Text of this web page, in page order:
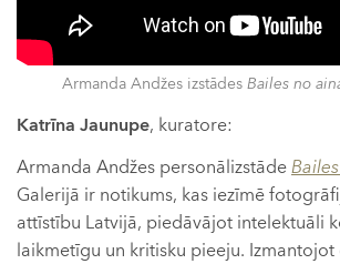
Armanda Andžes izstādes Bailes no
Katrīna Jaunupe, kuratore:
Armanda Andžes personālizstāde
Galerijā ir notikums, kas iezīmē
attīstību Latvijā, piedāvājot intelektuāli
laikmetīgu un kritisku pieeju.